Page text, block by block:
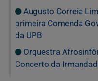
Augusto Correia
primeira Comenda
da UPB
Orquestra
Concerto da